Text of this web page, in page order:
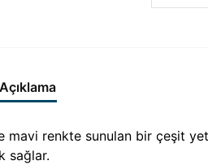
Açıklama
renkte sunulan bir çeşit
sağlar.